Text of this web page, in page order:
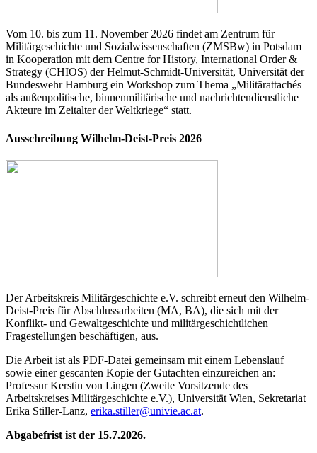
Vom 10. bis zum 11. November 2026 findet am Zentrum für
Militärgeschichte und Sozialwissenschaften (ZMSBw) in Potsdam
in Kooperation mit dem Centre for History, International Order &
Strategy (CHIOS) der Helmut-Schmidt-Universität, Universität der
Bundeswehr Hamburg ein Workshop zum Thema „Militärattachés
als außenpolitische, binnenmilitärische und nachrichtendienstliche
Akteure im Zeitalter der Weltkriege“ statt.
Ausschreibung Wilhelm-Deist-Preis 2026
Der Arbeitskreis Militärgeschichte e.V. schreibt erneut den Wilhelm-
Deist-Preis für Abschlussarbeiten (MA, BA), die sich mit der
Konflikt- und Gewaltgeschichte und militärgeschichtlichen
Fragestellungen beschäftigen, aus.
Die Arbeit ist als PDF-Datei gemeinsam mit einem Lebenslauf
sowie einer gescanten Kopie der Gutachten einzureichen an:
Professur Kerstin von Lingen (Zweite Vorsitzende des
Arbeitskreises Militärgeschichte e.V.), Universität Wien, Sekretariat
Erika Stiller-Lanz, erika.stiller@univie.ac.at.
Abgabefrist ist der 15.7.2026.